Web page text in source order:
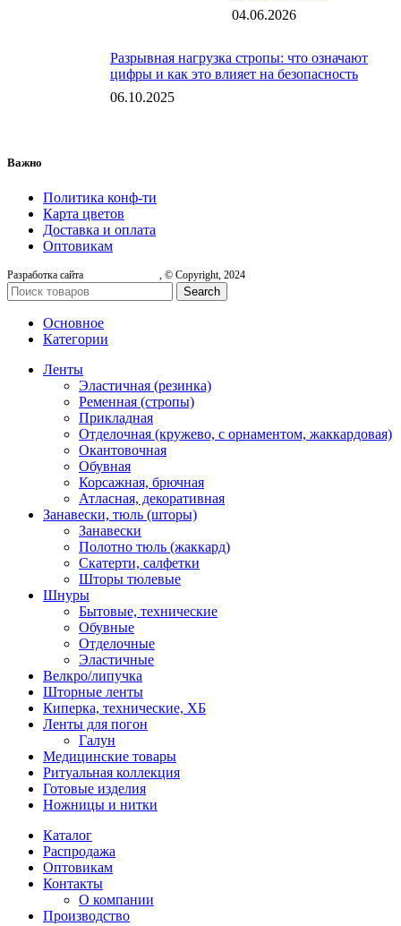
04.06.2026
Разрывная нагрузка стропы: что означают
цифры и как это влияет на безопасность
06.10.2025
Важно
Политика конф-ти
Карта цветов
Доставка и оплата
Оптовикам
Разработка сайта , © Copyright, 2024
Search
Основное
Категории
Ленты
Эластичная (резинка)
Ременная (стропы)
Прикладная
Отделочная (кружево, с орнаментом, жаккардовая)
Окантовочная
Обувная
Корсажная, брючная
Атласная, декоративная
Занавески, тюль (шторы)
Занавески
Полотно тюль (жаккард)
Скатерти, салфетки
Шторы тюлевые
Шнуры
Бытовые, технические
Обувные
Отделочные
Эластичные
Велкро/липучка
Шторные ленты
Киперка, технические, ХБ
Ленты для погон
Галун
Медицинские товары
Ритуальная коллекция
Готовые изделия
Ножницы и нитки
Каталог
Распродажа
Оптовикам
Контакты
О компании
Производство